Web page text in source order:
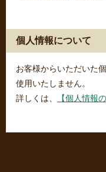
個人情報について
お客様からいただいた
使用いたしません。
詳しくは、
【個人情報